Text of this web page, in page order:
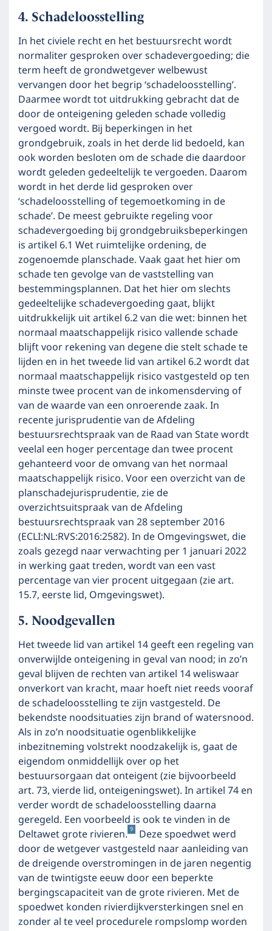
Schadeloosstelling
In het civiele recht en het bestuursrecht wordt
normaliter gesproken over schadevergoeding; die
term heeft de grondwetgever welbewust
vervangen door het begrip ‘schadeloosstelling’.
Daarmee wordt tot uitdrukking gebracht dat de
door de onteigening geleden schade volledig
vergoed wordt. Bij beperkingen in het
grondgebruik, zoals in het derde lid bedoeld, kan
ook worden besloten om de schade die daardoor
wordt geleden gedeeltelijk te vergoeden. Daarom
wordt in het derde lid gesproken over
‘schadeloosstelling of tegemoetkoming in de
schade’. De meest gebruikte regeling voor
schadevergoeding bij grondgebruiksbeperkingen
is artikel 6.1 Wet ruimtelijke ordening, de
zogenoemde planschade. Vaak gaat het hier om
schade ten gevolge van de vaststelling van
bestemmingsplannen. Dat het hier om slechts
gedeeltelijke schadevergoeding gaat, blijkt
uitdrukkelijk uit artikel 6.2 van die wet: binnen het
normaal maatschappelijk risico vallende schade
blijft voor rekening van degene die stelt schade te
lijden en in het tweede lid van artikel 6.2 wordt dat
normaal maatschappelijk risico vastgesteld op ten
minste twee procent van de inkomensderving of
van de waarde van een onroerende zaak. In
recente jurisprudentie van de Afdeling
bestuursrechtspraak van de Raad van State wordt
veelal een hoger percentage dan twee procent
gehanteerd voor de omvang van het normaal
maatschappelijk risico. Voor een overzicht van de
planschadejurisprudentie, zie de
overzichtsuitspraak van de Afdeling
bestuursrechtspraak van 28 september 2016
(ECLI:NL:RVS:2016:2582). In de Omgevingswet, die
zoals gezegd naar verwachting per 1 januari 2022
in werking gaat treden, wordt van een vast
percentage van vier procent uitgegaan (zie art.
15.7, eerste lid, Omgevingswet).
Noodgevallen
Het tweede lid van artikel 14 geeft een regeling van
onverwijlde onteigening in geval van nood; in zo’n
geval blijven de rechten van artikel 14 weliswaar
onverkort van kracht, maar hoeft niet reeds vooraf
de schadeloosstelling te zijn vastgesteld. De
bekendste noodsituaties zijn brand of watersnood.
Als in zo’n noodsituatie ogenblikkelijke
inbezitneming volstrekt noodzakelijk is, gaat de
eigendom onmiddellijk over op het
bestuursorgaan dat onteigent (zie bijvoorbeeld
art. 73, vierde lid, onteigeningswet). In artikel 74 en
verder wordt de schadeloosstelling daarna
geregeld. Een voorbeeld is ook te vinden in de
Deltawet grote rivieren. 9
Deze spoedwet werd
door de wetgever vastgesteld naar aanleiding van
de dreigende overstromingen in de jaren negentig
van de twintigste eeuw door een beperkte
bergingscapaciteit van de grote rivieren. Met de
spoedwet konden rivierdijkversterkingen snel en
zonder al te veel procedurele rompslomp worden